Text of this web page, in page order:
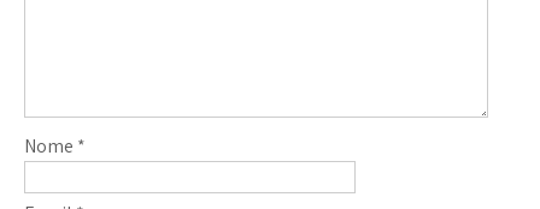
Nome *